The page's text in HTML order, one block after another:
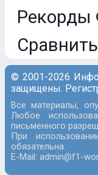
Рекорды
© 2001-2026
защищены.
Все материалы,
Любое
письменного
При
обязательна.
E-Mail: admin@f1-